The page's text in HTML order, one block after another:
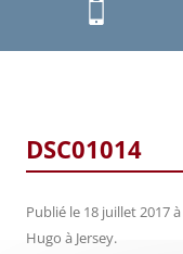
DSC01014
Publié le 18 juillet 2017à
Hugo à Jersey.